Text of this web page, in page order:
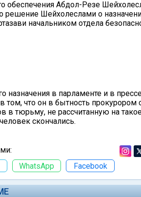
обеспечения Абдол-Резе
решение Шейхолеслами о
начальником отдела
назначения в парламенте и в
том, что он в бытность
в тюрьму, не рассчитанную на
скончались.
WhatsApp Facebook